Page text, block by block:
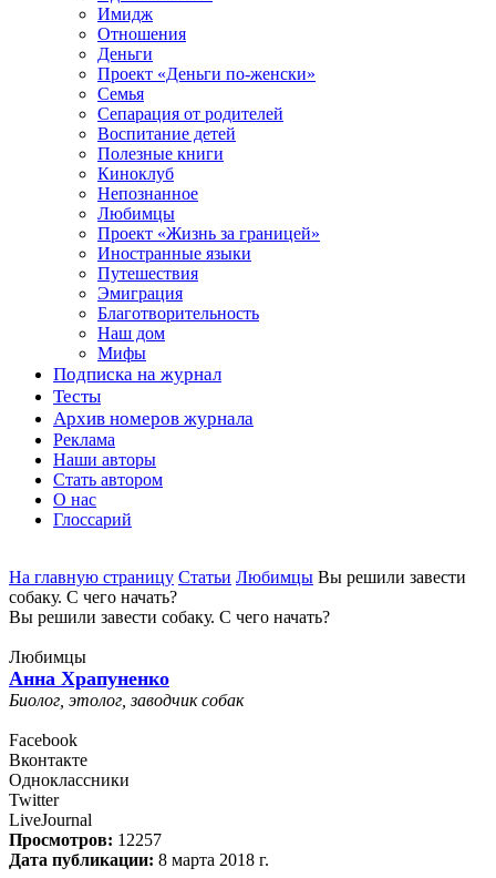
Имидж
Отношения
Деньги
Проект «Деньги по-женски»
Семья
Сепарация от родителей
Воспитание детей
Полезные книги
Киноклуб
Непознанное
Любимцы
Проект «Жизнь за границей»
Иностранные языки
Путешествия
Эмиграция
Благотворительность
Наш дом
Мифы
Подписка на журнал
Тесты
Архив номеров журнала
Реклама
Наши авторы
Стать автором
О нас
Глоссарий
На главную страницу Статьи Любимцы Вы решили завести
собаку. С чего начать?
Вы решили завести собаку. С чего начать?
Любимцы
Анна Храпуненко
Биолог, этолог, заводчик собак
Facebook
Вконтакте
Одноклассники
Twitter
LiveJournal
Просмотров: 12257
Дата публикации: 8 марта 2018 г.